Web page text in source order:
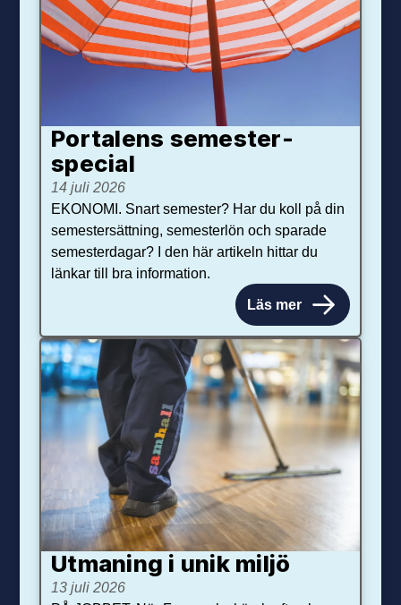
Portalens semester­
special
14 juli 2026
EKONOMI. Snart semester? Har du koll på din
semestersättning, semesterlön och sparade
semesterdagar? I den här artikeln hittar du
länkar till bra information.
Läs mer
Utmaning i unik miljö
13 juli 2026